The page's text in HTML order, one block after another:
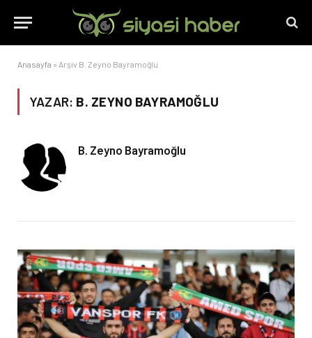
Anasayfa » Arşiv B. Zeyno Bayramoğlu
YAZAR: B. ZEYNO BAYRAMOĞLU
B. Zeyno Bayramoğlu